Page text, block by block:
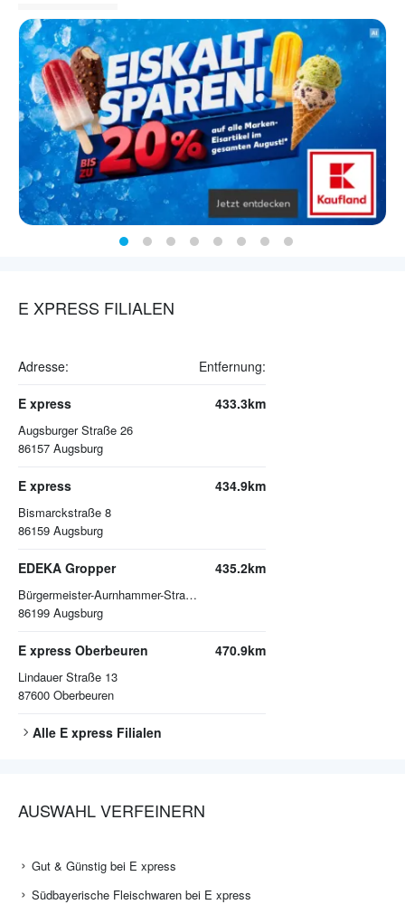
E XPRESS FILIALEN
Adresse: Entfernung:
E xpress
Augsburger Straße 26
86157 Augsburg
433.3km
E xpress
Bismarckstraße 8
86159 Augsburg
434.9km
EDEKA Gropper
Bürgermeister-Aurnhammer-Straße 32
86199 Augsburg
435.2km
E xpress Oberbeuren
Lindauer Straße 13
87600 Oberbeuren
470.9km
Alle E xpress Filialen
AUSWAHL VERFEINERN
Gut & Günstig bei E xpress
Südbayerische Fleischwaren bei E xpress